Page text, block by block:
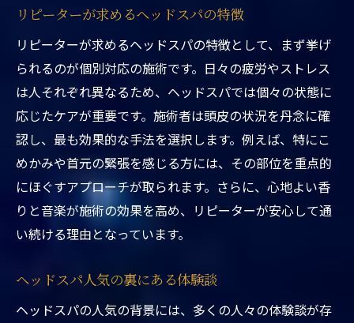
頭皮マッサージがもたらす癒し効果
ヘッドスパで心身をリセットする方法
リラックス効果を高める施術テクニック
ヘッドスパが与える深い安らぎ
リラクゼーションを求める理由とは
ストレス解消に最適なヘッドスパの施術方法
ストレス軽減を促すヘッドスパの手法
心身の緊張をほぐすマッサージテクニック
ストレスに効く頭皮ケアのポイント
ストレスフリーな日常を手に入れるために
現代社会とストレス解消の重要性
リピーターが求めるヘッドスパの特徴
リピーターが求めるヘッドスパの特徴として、まず挙げ
られるのが個別対応の施術です。日々の疲労やストレス
は人それぞれ異なるため、ヘッドスパでは個々の状態に
応じたケアが重要です。施術者は頭皮の状況を丹念に確
認し、最も効果的な手法を選択します。例えば、特にこ
めかみや首元の緊張を感じる方には、その部位を重点的
にほぐすアプローチが取られます。さらに、心地よい香
りと音楽が施術の効果を高め、リピーターが安心して通
い続ける理由となっています。
ヘッドスパ人気の裏にある体験談
ヘッドスパの人気の背景には、多くの人々の体験談が存